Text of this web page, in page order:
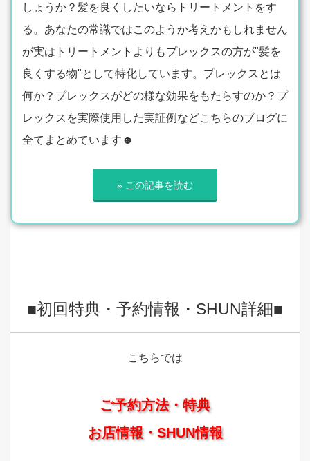
しょうか？髪を良くしたいならトリートメントをす
る。あなたの常識ではこのようか考えかもしれません
が実はトリートメントよりもプレックスの方が"髪を
良くする物"として特化しています。プレックスとは
何か？プレックスがどの様な効果をもたらすのか？プ
レックスを実際使用した実証例などこちらのブログに
全てまとめています☻
» この記事を読む
■初回特典・予約情報・SHUN詳細■
こちらでは
ご予約方法・特典
お店情報・SHUN情報